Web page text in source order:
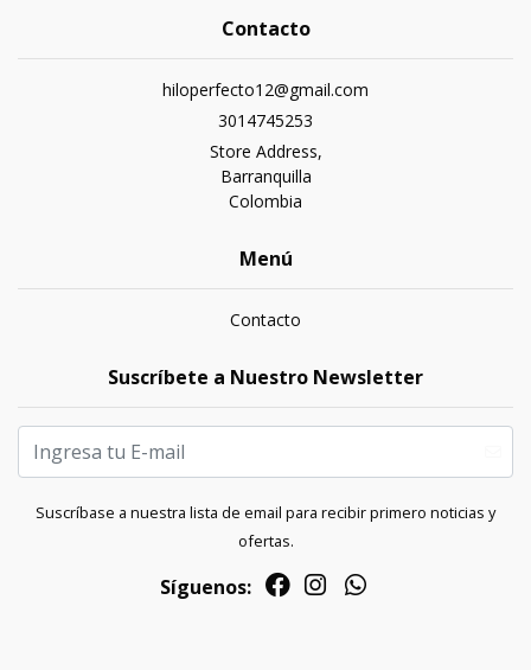
Contacto
hiloperfecto12@gmail.com
3014745253
Store Address,
Barranquilla
Colombia
Menú
Contacto
Suscríbete a Nuestro Newsletter
Suscríbase a nuestra lista de email para recibir primero noticias y
ofertas.
Síguenos: